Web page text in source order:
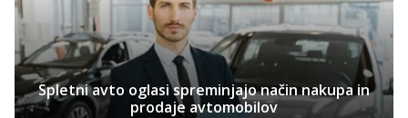
Spletni avto oglasi spreminjajo način nakupa in
prodaje avtomobilov